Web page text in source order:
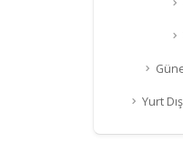
Yurt